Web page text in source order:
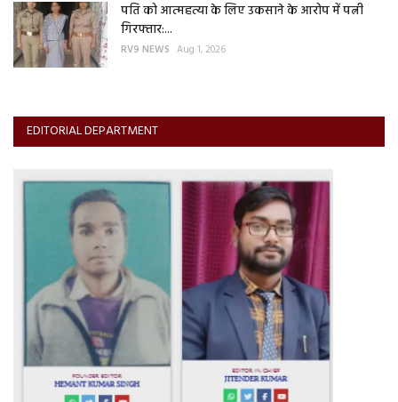
पति को आत्महत्या के लिए उकसाने के आरोप में पत्नी
गिरफ्तार:...
RV9 NEWS Aug 1, 2026
EDITORIAL DEPARTMENT